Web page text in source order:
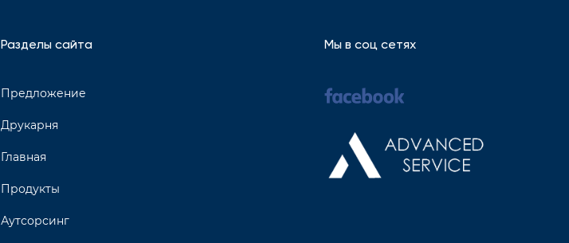
Разделы сайта
Предложение
Друкарня
Главная
Продукты
Аутсорсинг
Мы в соц сетях